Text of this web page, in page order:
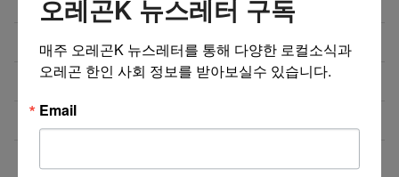
한국에서 미국 항공운송 국제소포서비스
Sushi/Korean Restaurant for Sale 12/14/25
Korean BBQ/Teppanyaki Grill for Sale 12/14/25
저렴한 랜트와 매상 좋은 테리야끼 식당 매매
오레곤K 뉴스레터 구독
매주 오레곤K 뉴스레터를 통해 다양한 로컬소식과
오레곤 한인 사회 정보를 받아보실수 있습니다.
Email